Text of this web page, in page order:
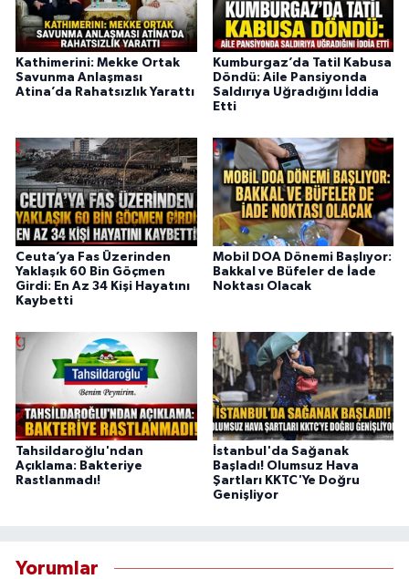
Kathimerini: Mekke Ortak
Savunma Anlaşması
Atina’da Rahatsızlık Yarattı
Kumburgaz’da Tatil Kabusa
Döndü: Aile Pansiyonda
Saldırıya Uğradığını İddia
Etti
Ceuta’ya Fas Üzerinden
Yaklaşık 60 Bin Göçmen
Girdi: En Az 34 Kişi Hayatını
Kaybetti
Mobil DOA Dönemi Başlıyor:
Bakkal ve Büfeler de İade
Noktası Olacak
Tahsildaroğlu'ndan
Açıklama: Bakteriye
Rastlanmadı!
İstanbul'da Sağanak
Başladı! Olumsuz Hava
Şartları KKTC'Ye Doğru
Genişliyor
Yorumlar